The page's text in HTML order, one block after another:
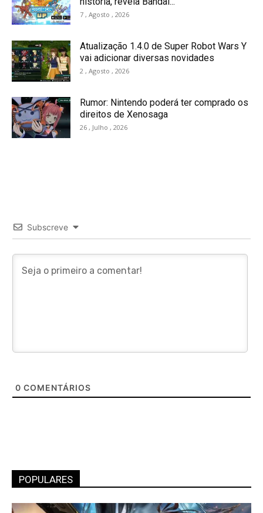
7 , Agosto , 2026
Atualização 1.4.0 de Super Robot Wars Y
vai adicionar diversas novidades
2 , Agosto , 2026
Rumor: Nintendo poderá ter comprado os
direitos de Xenosaga
26 , Julho , 2026
Subscreve
0 COMENTÁRIOS
POPULARES